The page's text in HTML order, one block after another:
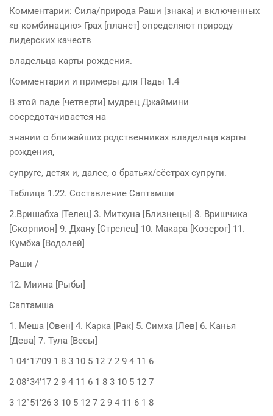
Комментарии: Сила/природа Раши [знака] и включенных
«в комбинацию» Грах [планет] определяют природу
лидерских качеств
владельца карты рождения.
Комментарии и примеры для Пады 1.4
В этой паде [четверти] мудрец Джаймини
сосредотачивается на
знании о ближайших родственниках владельца карты
рождения,
супруге, детях и, далее, о братьях/сёстрах супруги.
Таблица 1.22. Составление Саптамши
2.Вришабха [Телец] 3. Митхуна [Близнецы] 8. Вришчика
[Скорпион] 9. Дхану [Стрелец] 10. Макара [Козерог] 11.
Кумбха [Водолей]
Раши /
12. Миина [Рыбы]
Саптамша
1. Меша [Овен] 4. Карка [Рак] 5. Симха [Лев] 6. Канья
[Дева] 7. Тула [Весы]
1 04°17’09 1 8 3 10 5 12 7 2 9 4 11 6
2 08°34’17 2 9 4 11 6 1 8 3 10 5 12 7
3 12°51’26 3 10 5 12 7 2 9 4 11 6 1 8